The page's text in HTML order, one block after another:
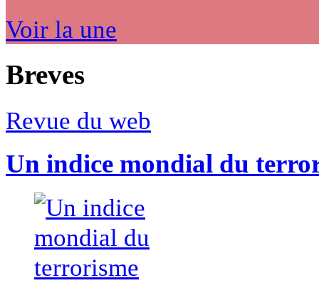
Voir la une
Breves
Revue du web
Un indice mondial du